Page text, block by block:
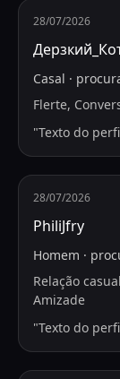
28/07/2026
Casal ·
Flerte,
"Texto do
28/07/2026
PhiliJfry
Homem ·
Relação
Amizade
"Texto do